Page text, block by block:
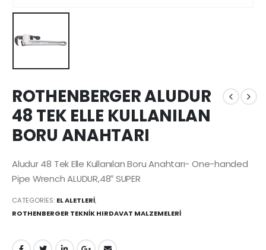
ROTHENBERGER ALUDUR
48 TEK ELLE KULLANILAN
BORU ANAHTARI
Aludur 48 Tek Elle Kullanılan Boru Anahtarı- One-handed
Pipe Wrench ALUDUR,48″ SUPER
CATEGORIES: EL ALETLERİ,
ROTHENBERGER TEKNİK HIRDAVAT MALZEMELERİ